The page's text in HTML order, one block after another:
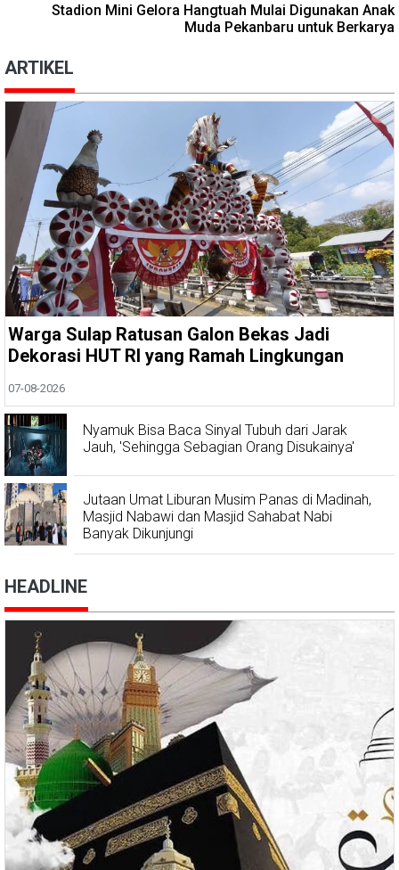
Stadion Mini Gelora Hangtuah Mulai Digunakan Anak
Muda Pekanbaru untuk Berkarya
ARTIKEL
Warga Sulap Ratusan Galon Bekas Jadi
Dekorasi HUT RI yang Ramah Lingkungan
07-08-2026
Nyamuk Bisa Baca Sinyal Tubuh dari Jarak
Jauh, 'Sehingga Sebagian Orang Disukainya'
Jutaan Umat Liburan Musim Panas di Madinah,
Masjid Nabawi dan Masjid Sahabat Nabi
Banyak Dikunjungi
HEADLINE